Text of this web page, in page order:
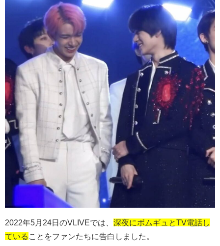
2022年5月 24日のVLIVEでは、 深夜にボムギュとTV電話し
ている ことをファンたちに告白しました。